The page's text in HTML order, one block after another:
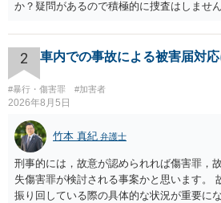
か？疑問があるので積極的に捜査はしませ
2 車内での事故による被害届対
#暴行・傷害罪 #加害者
2026年8月5日
竹本 真紀 弁護士
刑事的には，故意が認められれば傷害罪，
失傷害罪が検討される事案かと思います。
振り回している際の具体的な状況が重要に